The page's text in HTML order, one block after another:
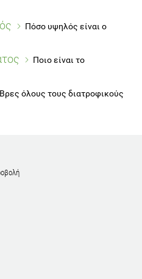
Πόσο υψηλός είναι ο
Ποιο είναι το
Βρες όλους τους διατροφικούς